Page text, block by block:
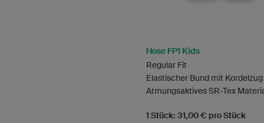
Hose FP1 Kids
Regular Fit
Elastischer Bund mit Kordelzug
Atmungsaktives SR-Tex
1 Stück: 31,00 € pro Stück